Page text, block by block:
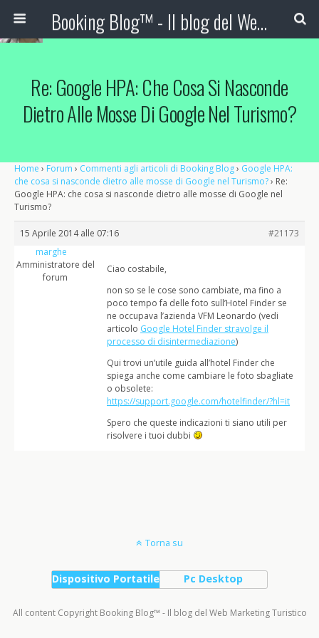
Booking Blog™ - Il blog del Web Marketing Turistico
Re: Google HPA: Che Cosa Si Nasconde
Dietro Alle Mosse Di Google Nel Turismo?
Home › Forum › Commenti agli articoli di Booking Blog› Google HPA:
che cosa si nasconde dietro alle mosse di Google nel Turismo?› Re:
Google HPA: che cosa si nasconde dietro alle mosse di Google nel
Turismo?
15 Aprile 2014 alle 07:16
#21173
marghe
Amministratore del
forum
Ciao costabile,
non so se le cose sono cambiate, ma fino a
poco tempo fa delle foto sull’Hotel Finder se
ne occupava l’azienda VFM Leonardo (vedi
articolo Google Hotel Finder stravolge il
processo di disintermediazione)
Qui trovi un’utile guida all’hotel Finder che
spiega anche come cambiare le foto sbagliate
o obsolete:
https://support.google.com/hotelfinder/?hl=it
Spero che queste indicazioni ti siano utili per
risolvere i tuoi dubbi
Torna su
Dispositivo Portatile Pc Desktop
All content Copyright Booking Blog™ - Il blog del Web Marketing Turistico